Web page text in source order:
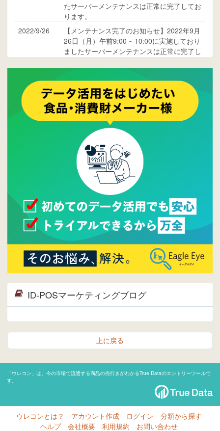
たサーバーメンテナンスは正常に完了してお
ります。
2022/9/26
【メンテナンス完了のお知らせ】2022年9月
26日（月）午前9:00 ~ 10:00に実施しており
ましたサーバーメンテナンスは正常に完了し
ご覧ください。
2015/10/19
ウレコンのサイト機能を大幅バージョンアッ
プ。詳細はこちら。⇒告知ページへ
2015/09/28
ウレコンが機能拡充し、サイトリニューアル
しました。⇒
ウレコンFacebook
Facebookページを開設しました。詳細は
ら。
ウレコンサイトリリースしました。
ID-POSマーケティングブログ
上に戻る
「ウレコン」は、今の市場で流通する商品の売行きがわかるTrue Dataのエントリーツールで
す。
ウレコンとは？ アカウント作成 ログイン
分類から探す
ヘルプ
会社概要 利用規約 お問い合わせ